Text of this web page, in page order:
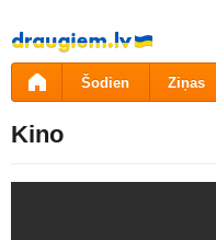
Pāriet
uz
saturu
Šodien Ziņas
Kino